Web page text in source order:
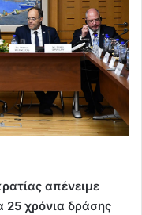
απένειμε
25 χρόνια δράσης